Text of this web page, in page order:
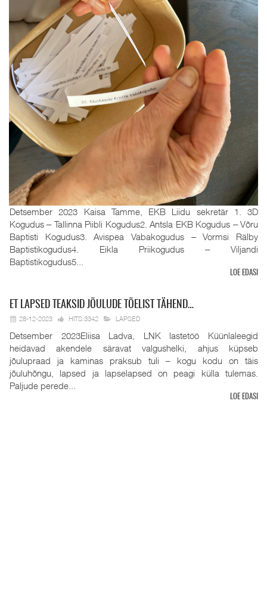
Detsember 2023 Kaisa Tamme, EKB Liidu sekretär 1. 3D
Kogudus ‒ Tallinna Piibli Kogudus2. Antsla EKB Kogudus ‒ Võru
Baptisti Kogudus3. Avispea Vabakogudus ‒ Vormsi Rälby
Baptistikogudus4. Eikla Priikogudus ‒ Viljandi
Baptistikogudus5...
LOE EDASI
ET LAPSED TEAKSID JÕULUDE TÕELIST TÄHEND…
28-12-2023 HITS:3342 LAPSED
Detsember 2023Eliisa Ladva, LNK lastetöö Küünlaleegid
heidavad akendele säravat valgushelki, ahjus küpseb
jõulupraad ja kaminas praksub tuli – kogu kodu on täis
jõuluhõngu, lapsed ja lapselapsed on peagi külla tulemas.
Paljude perede...
LOE EDASI